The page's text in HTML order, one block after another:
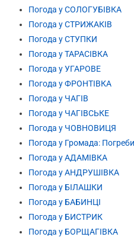
Погода у СОЛОГУБІВКА
Погода у СТРИЖАКІВ
Погода у СТУПКИ
Погода у ТАРАСІВКА
Погода у УГАРОВЕ
Погода у ФРОНТІВКА
Погода у ЧАГІВ
Погода у ЧАГІВСЬКЕ
Погода у ЧОВНОВИЦЯ
Погода у Громада:
Погода у АДАМІВКА
Погода у АНДРУШІВКА
Погода у БІЛАШКИ
Погода у БАБИНЦІ
Погода у БИСТРИК
Погода у БОРЩАГІВКА